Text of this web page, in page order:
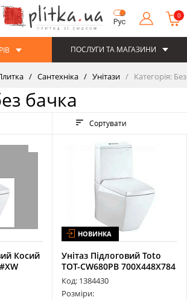
Рус
0
ПОСЛУГИ ТА МАГАЗИНИ
Сантехніка Унітази Категорія:
бачка
Сортувати
Косий
НОВИНКА
Унітаз Підлоговий Toto
TOT-CW680PB 700X448X784
мм Je...
Код: 1384430
Розміри: